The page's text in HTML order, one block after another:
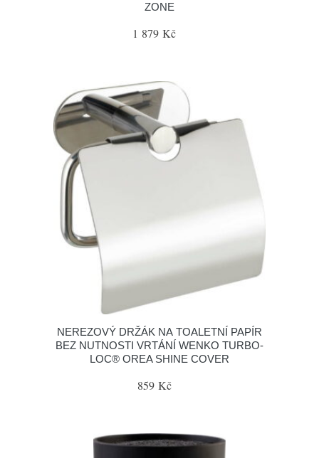
ZONE
1 879 Kč
NEREZOVÝ DRŽÁK NA TOALETNÍ PAPÍR
BEZ NUTNOSTI VRTÁNÍ WENKO TURBO-
LOC® OREA SHINE COVER
859 Kč